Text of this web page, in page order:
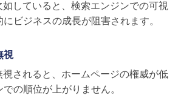
如していると、検索エンジンでの可視
ビジネスの成長が阻害されます。
視
視されると、ホームページの権威が低
の順位が上がりません。